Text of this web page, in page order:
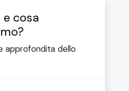
cosa
approfondita dello